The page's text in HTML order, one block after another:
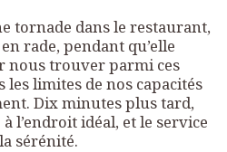
tornade dans le restaurant,
rade, pendant qu’elle
nous trouver parmi ces
les limites de nos capacités
Dix minutes plus tard,
l’endroit idéal, et le service
sérénité.